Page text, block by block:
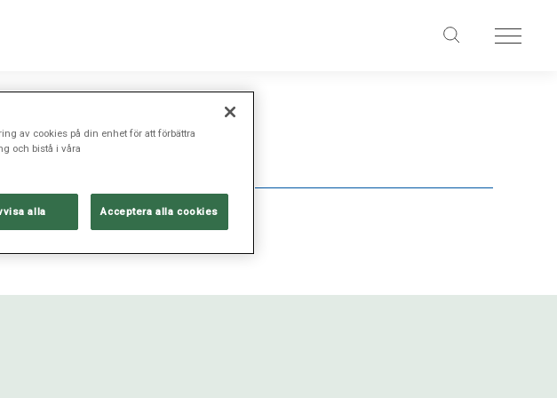
av cookies på din enhet för att förbättra
och bistå i våra
alla Acceptera alla cookies